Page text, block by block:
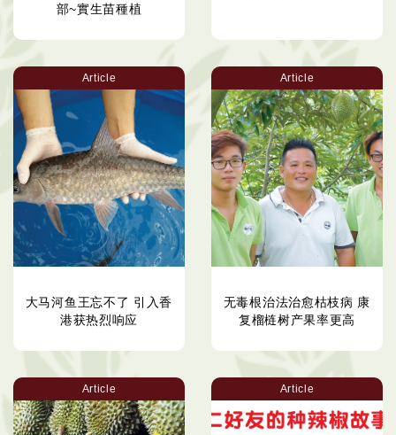
部~實生苗種植
Article
大马河鱼王忘不了 引入香
港获热烈响应
Article
无毒根治法治愈枯枝病 康
复榴梿树产果率更高
Article Article